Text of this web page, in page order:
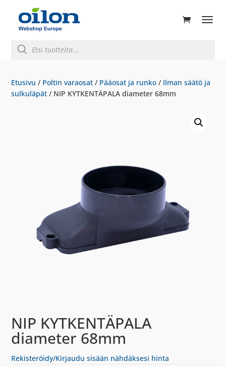
search
Etusivu / Poltin varaosat / Pääosat ja runko / Ilman säätö ja
sulkuläpät / NIP KYTKENTÄPALA diameter 68mm
NIP KYTKENTÄPALA
diameter 68mm
Rekisteröidy/Kirjaudu sisään nähdäksesi hinta